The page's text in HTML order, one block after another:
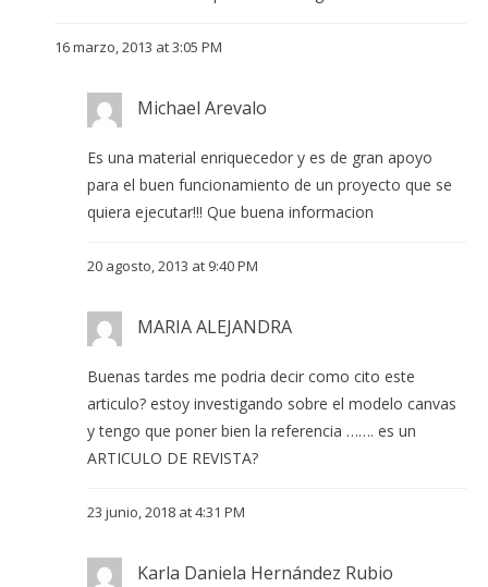
16 marzo, 2013 at 3:05 PM
Michael Arevalo
Es una material enriquecedor y es de gran apoyo
para el buen funcionamiento de un proyecto que se
quiera ejecutar!!! Que buena informacion
20 agosto, 2013 at 9:40 PM
MARIA ALEJANDRA
Buenas tardes me podria decir como cito este
articulo? estoy investigando sobre el modelo canvas
y tengo que poner bien la referencia ……. es un
ARTICULO DE REVISTA?
23 junio, 2018 at 4:31 PM
Karla Daniela Hernández Rubio